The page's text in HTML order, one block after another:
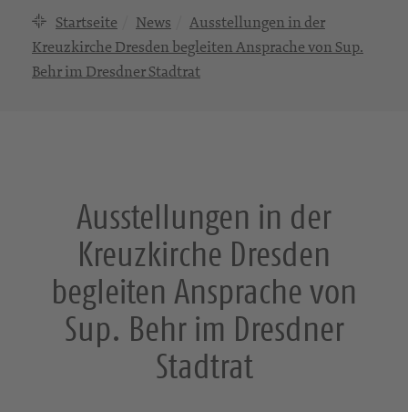
Startseite News
Ausstellungen in der
Kreuzkirche Dresden begleiten Ansprache von Sup.
Behr im Dresdner Stadtrat
Ausstellungen in der
Kreuzkirche Dresden
begleiten Ansprache von
Sup. Behr im Dresdner
Stadtrat